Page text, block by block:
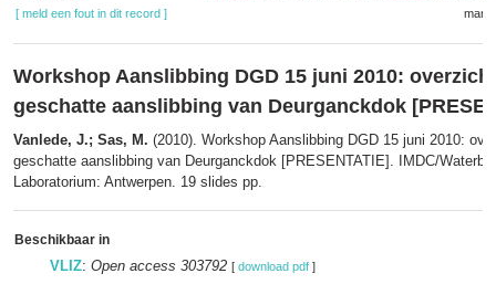
[ meld een fout in dit record ]
Workshop Aanslibbing DGD 15 juni 2010:
geschatte aanslibbing van Deurganckdok
Vanlede, J.; Sas, M. (2010). Workshop Aanslibbing DGD 15 juni 2010:
geschatte aanslibbing van Deurganckdok [PRESENTATIE]. IMDC/
Laboratorium: Antwerpen. 19 slides pp.
Beschikbaar in
VLIZ: Open access 303792 [ download pdf ]